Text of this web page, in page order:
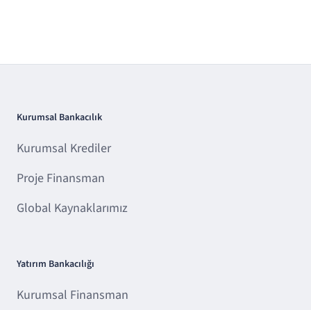
Kurumsal Bankacılık
Kurumsal Krediler
Proje Finansman
Global Kaynaklarımız
Yatırım Bankacılığı
Kurumsal Finansman